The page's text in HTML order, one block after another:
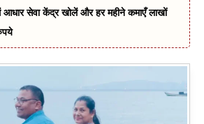
आधार सेवा केंद्र खोलें और हर महीने कमाएँ लाखों